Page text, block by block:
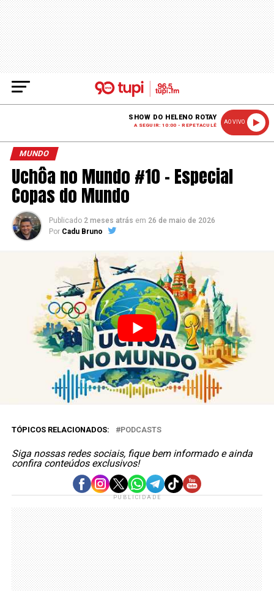
SHOW DO HELENO ROTAY
A SEGUIR: 10:00 - REPETACULÊ
AO VIVO
MUNDO
Uchôa no Mundo #10 – Especial
Copas do Mundo
Publicado 2 meses atrás em 26 de maio de 2026
Por Cadu Bruno
TÓPICOS RELACIONADOS: PODCASTS
Siga nossas redes sociais, fique bem informado e ainda
confira conteúdos exclusivos!
PUBLICIDADE